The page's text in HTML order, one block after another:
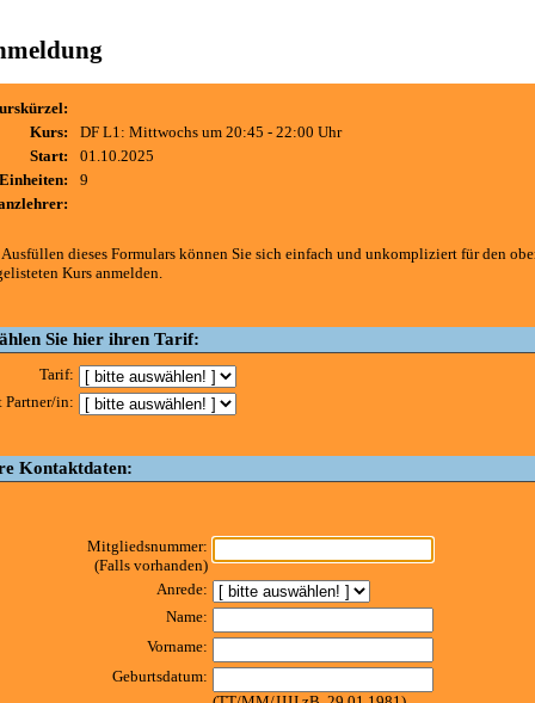
Kurs:
DF L1: Mittwochs um 20:45 - 22:00 Uhr
Start:
01.10.2025
Einheiten:
9
dieses Formulars können Sie sich einfach und unkompliziert für den
Kurs anmelden.
Sie hier ihren Tarif:
Tarif:
in:
Kontaktdaten:
Mitgliedsnummer:
(Falls vorhanden)
Anrede:
Name:
Vorname:
Geburtsdatum: